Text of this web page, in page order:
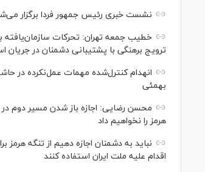
نشست خبری رئیس‌ جمهور فردا برگزار
خطیب جمعه تهران: تحرکات سازمان‌یافته
ترویج برهنگی با پشتیبانی دشمنان در جریان
انهدام کنترل‌شده مهمات عمل‌نکرده در
بهمئی
محسن رضایی: اجازه باز شدن مسیر دوم در
هرمز را نخواهیم داد
نباید به دشمنان اجازه دهیم از تنگه هرمز
اقدام علیه ملت ایران استفاده کنند